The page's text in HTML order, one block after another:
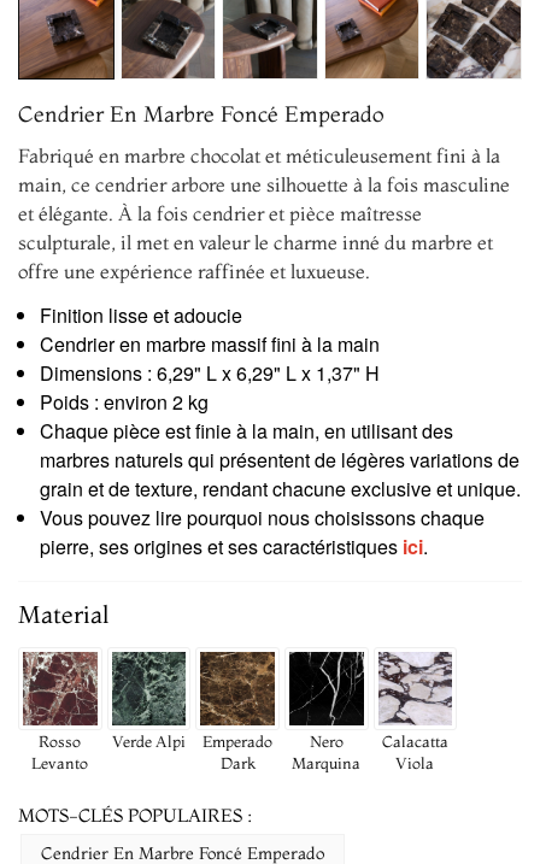
Cendrier En Marbre Foncé Emperado
Fabriqué en marbre chocolat et méticuleusement fini à la
main, ce cendrier arbore une silhouette à la fois masculine
et élégante. À la fois cendrier et pièce maîtresse
sculpturale, il met en valeur le charme inné du marbre et
offre une expérience raffinée et luxueuse.
Finition lisse et adoucie
Cendrier en marbre massif fini à la main
Dimensions : 6,29" L x 6,29" L x 1,37" H
Poids : environ 2 kg
Chaque pièce est finie à la main, en utilisant des
marbres naturels qui présentent de légères variations de
grain et de texture, rendant chacune exclusive et unique.
Vous pouvez lire pourquoi nous choisissons chaque
pierre, ses origines et ses caractéristiques ici.
Material
Rosso
Levanto
Verde Alpi
Emperado
Dark
Nero
Marquina
Calacatta
Viola
MOTS-CLÉS POPULAIRES :
Cendrier En Marbre Foncé Emperado